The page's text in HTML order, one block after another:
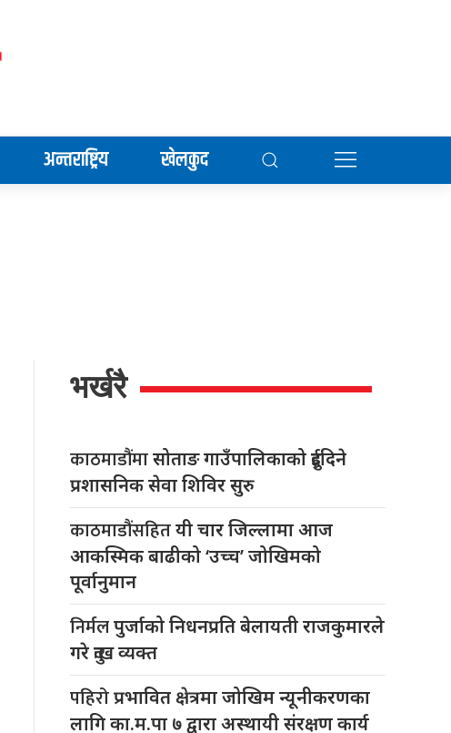
अन्तराष्ट्रिय खेलकुद
भर्खरै
काठमाडौंमासोताङ गाउँपालिकाको दुईदिने
प्रशासनिक सेवा शिविर सुरु
काठमाडौंसहितयी चार जिल्लामा आज
आकस्मिक बाढीको ‘उच्च’ जोखिमको
पूर्वानुमान
निर्मलपुर्जाको निधनप्रति बेलायती राजकुमारले
गरे दुःख व्यक्त
पहिरोप्रभावित क्षेत्रमा जोखिम न्यूनीकरणका
लागि का.म.पा ७ द्वारा अस्थायी संरक्षण कार्य